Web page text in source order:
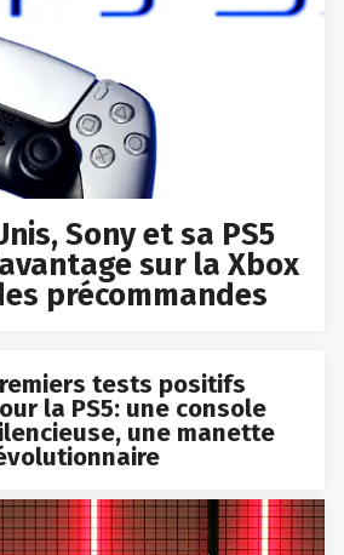
Sony et sa PS5
sur la Xbox
précommandes
tests positifs
la PS5: une console
une manette